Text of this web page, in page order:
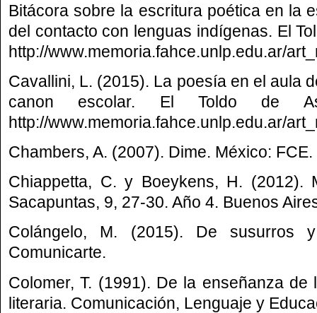
Bitácora sobre la escritura poética en la
del contacto con lenguas indígenas. El
http://www.memoria.fahce.unlp.edu.ar/
Cavallini, L. (2015). La poesía en el aula
canon escolar. El Toldo de
http://www.memoria.fahce.unlp.edu.ar/
Chambers, A. (2007). Dime. México: FCE.
Chiappetta, C. y Boeykens, H. (2012).
Sacapuntas, 9, 27-30. Año 4. Buenos
Colángelo, M. (2015). De susurros
Comunicarte.
Colomer, T. (1991). De la enseñanza
literaria. Comunicación, Lenguaje y